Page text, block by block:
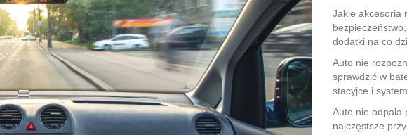
Jakie akcesoria
dodatki na co
Auto nie
sprawdzić w
stacyjce i
Auto nie odpala
najczęstsze